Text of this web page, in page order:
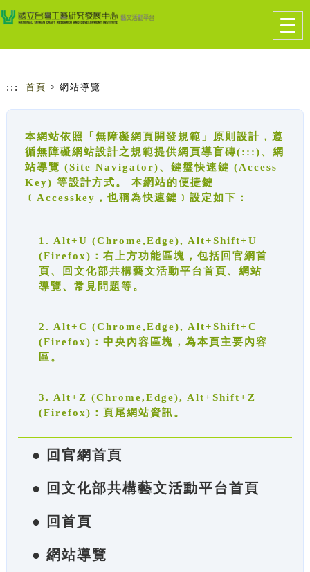
跳到主要內容
網站導覽
::: 首頁 > 網站導覽
本網站依照「無障礙網頁開發規範」原則設計，遵
循無障礙網站設計之規範提供網頁導盲磚(:::)、網
站導覽 (Site Navigator)、鍵盤快速鍵 (Access
Key) 等設計方式。 本網站的便捷鍵
﹝Accesskey，也稱為快速鍵﹞設定如下：
1. Alt+U (Chrome,Edge), Alt+Shift+U
(Firefox)：右上方功能區塊，包括回官網首
頁、回文化部共構藝文活動平台首頁、網站
導覽、常見問題等。
2. Alt+C (Chrome,Edge), Alt+Shift+C
(Firefox)：中央內容區塊，為本頁主要內容
區。
3. Alt+Z (Chrome,Edge), Alt+Shift+Z
(Firefox)：頁尾網站資訊。
● 回官網首頁
● 回文化部共構藝文活動平台首頁
● 回首頁
● 網站導覽